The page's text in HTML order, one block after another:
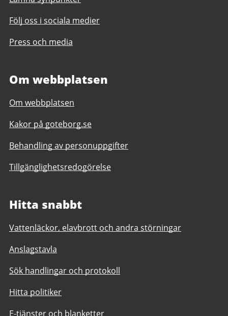
Följ oss i sociala medier
Press och media
Om webbplatsen
Om webbplatsen
Kakor på goteborg.se
Behandling av personuppgifter
Tillgänglighetsredogörelse
Hitta snabbt
Vattenläckor, elavbrott och andra störningar
Anslagstavla
Sök handlingar och protokoll
Hitta politiker
E-tjänster och blanketter